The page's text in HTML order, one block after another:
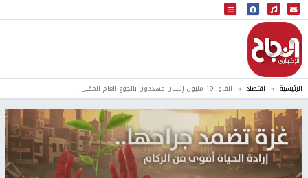
البث المباشر
إذاعة النجاح
الرئيسية اقتصاد الفاو: 19 مليون إنسان مهددون بالجوع العام المقبل.